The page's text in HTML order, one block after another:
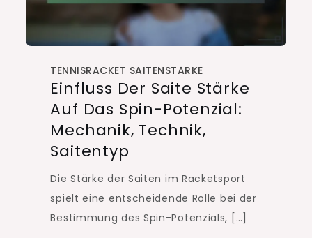
TENNISRACKET SAITENSTÄRKE
Einfluss Der Saite Stärke
Auf Das Spin-Potenzial:
Mechanik, Technik,
Saitentyp
Die Stärke der Saiten im Racketsport
spielt eine entscheidende Rolle bei der
Bestimmung des Spin-Potenzials, […]